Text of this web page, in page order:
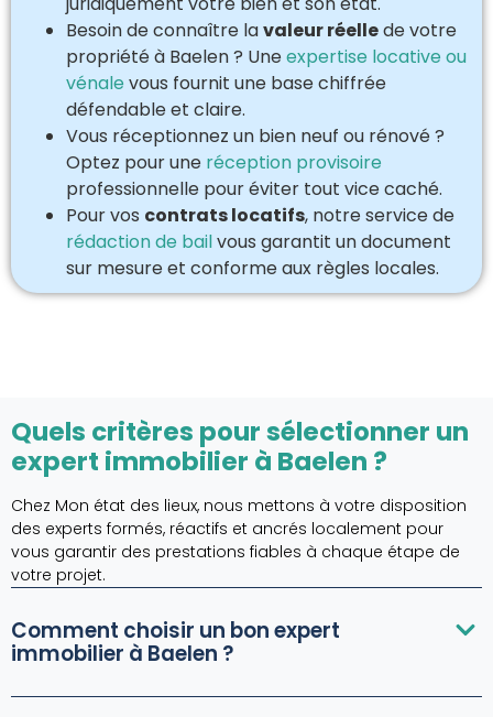
Besoin de connaître lavaleur réellede votre
propriété à Baelen ? Uneexpertise locative ou
vénale vous fournit une base chiffrée
défendable et claire.
Vous réceptionnez un bien neuf ou rénové ?
Optez pour une réception provisoire
professionnelle pour éviter tout vice caché.
Pour vos contrats locatifs, notre service de
rédaction de bailvous garantit un document
sur mesure et conforme aux règles locales.
Quels critères pour sélectionner un
expert immobilier à Baelen ?
Chez Mon état des lieux, nous mettons à votre disposition
des experts formés, réactifs et ancrés localement pour
vous garantir des prestations fiables à chaque étape de
votre projet.
Comment choisir un bon expert
immobilier à Baelen ?